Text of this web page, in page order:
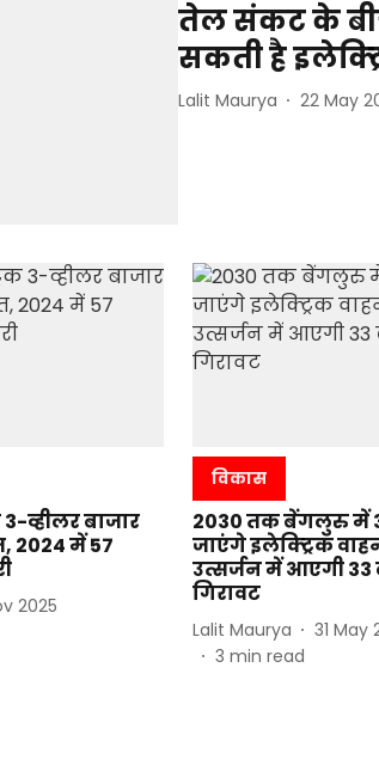
तेल संकट के
सकती है
Lalit Maurya 22 May
व्हीलर बाजार
2024 में 57
2025
विकास
2030 तक बेंगलुरु में
जाएंगे इलेक्ट्रिक
उत्सर्जन में आएगी
गिरावट
Lalit Maurya
31 May
3 min read